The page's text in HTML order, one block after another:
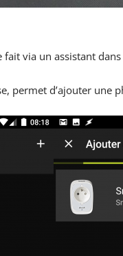
via un assistant
permet d’ajouter une